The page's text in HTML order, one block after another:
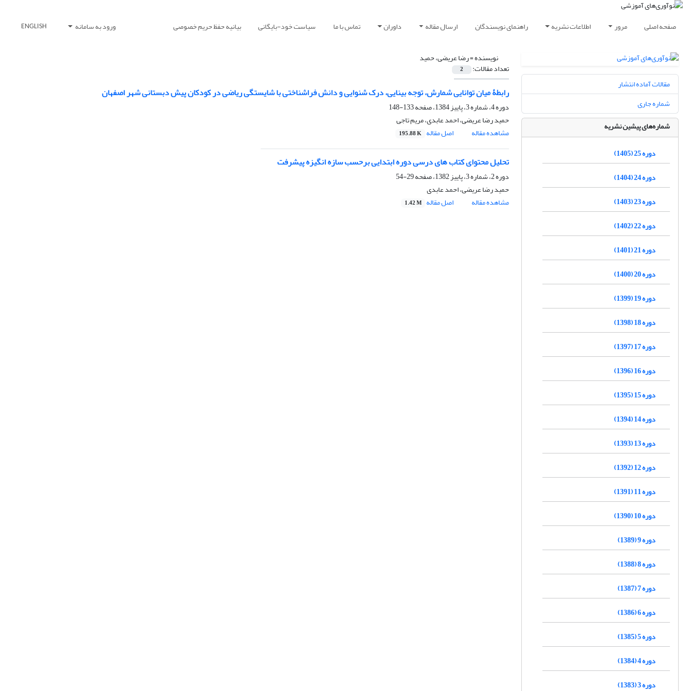
صفحه اصلی مرور اطلاعات نشریه راهنمای نویسندگان ارسال مقاله داوران تماس با ما سیاست خود-بایگانی بیانیه حفظ حریم خصوصی ورود به سامانه ENGLISH
نویسنده =رضا عریضی، حمید
تعداد مقالات: 2
رابطۀ میان توانایی شمارش، توجه بینایی، درک شنوایی و دانش فراشناختی با شایستگی ریاضی در کودکان پیش دبستانی شهر اصفهان
دوره 4، شماره 3، پاییز 1384، صفحه
133-148
حمید رضا عریضی، احمد عابدی، مریم تاجی
مشاهده مقاله
اصل مقاله 195.88 K
تحلیل محتوای کتاب های درسی دوره ابتدایی برحسب سازه انگیزه پیشرفت
دوره 2، شماره 3، پاییز 1382، صفحه
29-54
حمید رضا عریضی، احمد عابدی
مشاهده مقاله
اصل مقاله 1.42 M
مقالات آماده انتشار
شماره جاری
شماره‌های پیشین نشریه
دوره 25 (1405)
دوره 24 (1404)
دوره 23 (1403)
دوره 22 (1402)
دوره 21 (1401)
دوره 20 (1400)
دوره 19 (1399)
دوره 18 (1398)
دوره 17 (1397)
دوره 16 (1396)
دوره 15 (1395)
دوره 14 (1394)
دوره 13 (1393)
دوره 12 (1392)
دوره 11 (1391)
دوره 10 (1390)
دوره 9 (1389)
دوره 8 (1388)
دوره 7 (1387)
دوره 6 (1386)
دوره 5 (1385)
دوره 4 (1384)
دوره 3 (1383)